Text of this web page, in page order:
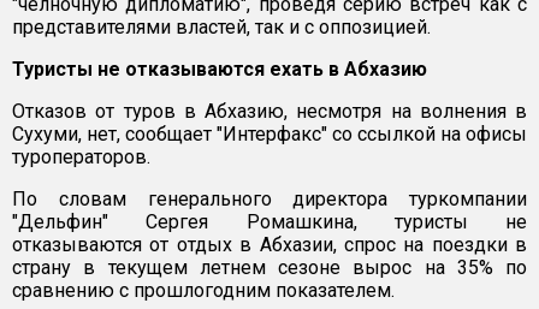
представителями властей, так и с оппозицией.
Туристы не отказываются ехать в Абхазию
Отказов от туров в Абхазию, несмотря на волнения в
Сухуми, нет, сообщает "Интерфакс" со ссылкой на офисы
туроператоров.
По словам генерального директора туркомпании
"Дельфин" Сергея Ромашкина, туристы не
отказываются от отдых в Абхазии, спрос на поездки в
страну в текущем летнем сезоне вырос на 35% по
сравнению с прошлогодним показателем.